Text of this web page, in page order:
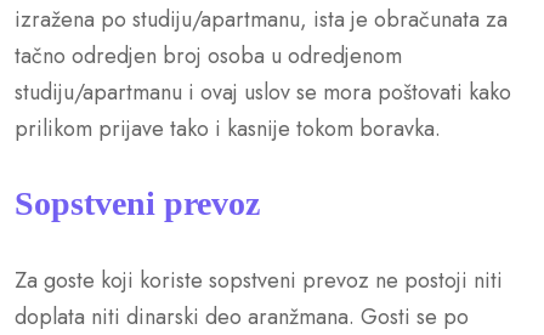
izražena po studiju/apartmanu, ista je obračunata za
tačno odredjen broj osoba u odredjenom
studiju/apartmanu i ovaj uslov se mora poštovati kako
prilikom prijave tako i kasnije tokom boravka.
Sopstveni prevoz
Za goste koji koriste sopstveni prevoz ne postoji niti
doplata niti dinarski deo aranžmana. Gosti se po